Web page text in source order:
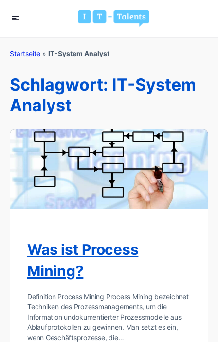
Startseite » IT-System Analyst
Schlagwort: IT-System
Analyst
Was ist Process
Mining?
Definition Process Mining Process Mining bezeichnet
Techniken des Prozessmanagements, um die
Information undokumentierter Prozessmodelle aus
Ablaufprotokollen zu gewinnen. Man setzt es ein,
wenn Geschäftsprozesse, die…